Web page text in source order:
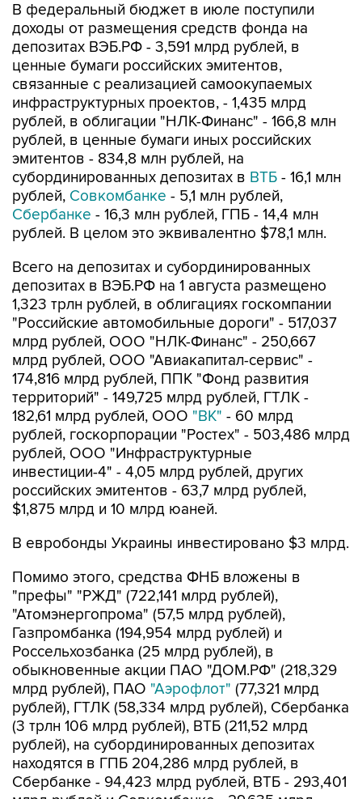
В федеральный бюджет в июле поступили
доходы от размещения средств фонда на
депозитах ВЭБ.РФ - 3,591 млрд рублей, в
ценные бумаги российских эмитентов,
связанные с реализацией самоокупаемых
инфраструктурных проектов, - 1,435 млрд
рублей, в облигации "НЛК-Финанс" - 166,8 млн
рублей, в ценные бумаги иных российских
эмитентов - 834,8 млн рублей, на
субординированных депозитах в ВТБ - 16,1 млн
рублей, Совкомбанке - 5,1 млн рублей,
Сбербанке - 16,3 млн рублей, ГПБ - 14,4 млн
рублей. В целом это эквивалентно $78,1 млн.
Всего на депозитах и субординированных
депозитах в ВЭБ.РФ на 1 августа размещено
1,323 трлн рублей, в облигациях госкомпании
"Российские автомобильные дороги" - 517,037
млрд рублей, ООО "НЛК-Финанс" - 250,667
млрд рублей, ООО "Авиакапитал-сервис" -
174,816 млрд рублей, ППК "Фонд развития
территорий" - 149,725 млрд рублей, ГТЛК -
182,61 млрд рублей, ООО "ВК" - 60 млрд
рублей, госкорпорации "Ростех" - 503,486 млрд
рублей, ООО "Инфраструктурные
инвестиции-4" - 4,05 млрд рублей, других
российских эмитентов - 63,7 млрд рублей,
$1,875 млрд и 10 млрд юаней.
В евробонды Украины инвестировано $3 млрд.
Помимо этого, средства ФНБ вложены в
"префы" "РЖД" (722,141 млрд рублей),
"Атомэнергопрома" (57,5 млрд рублей),
Газпромбанка (194,954 млрд рублей) и
Россельхозбанка (25 млрд рублей), в
обыкновенные акции ПАО "ДОМ.РФ" (218,329
млрд рублей), ПАО "Аэрофлот" (77,321 млрд
рублей), ГТЛК (58,334 млрд рублей), Сбербанка
(3 трлн 106 млрд рублей), ВТБ (211,52 млрд
рублей), на субординированных депозитах
находятся в ГПБ 204,286 млрд рублей, в
Сбербанке - 94,423 млрд рублей, ВТБ - 293,401